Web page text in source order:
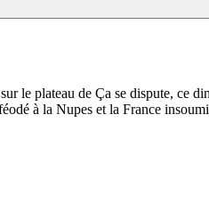
le plateau de Ça se dispute, ce
à la Nupes et la France